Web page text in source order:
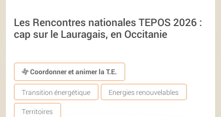
Les Rencontres nationales TEPOS 2026 :
cap sur le Lauragais, en Occitanie
Coordonner et animer la T.E.
Transition énergétique Energies renouvelables
Territoires